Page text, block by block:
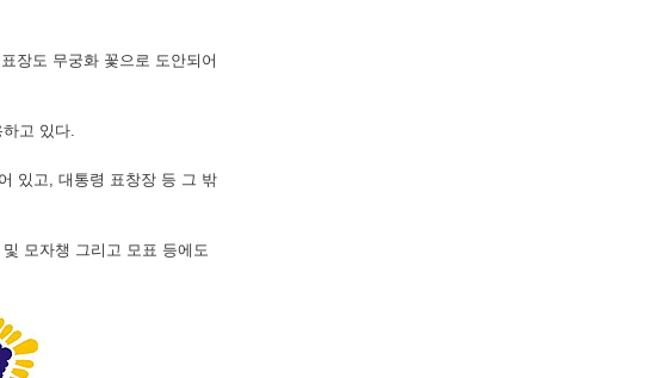
장도 무궁화 꽃으로 도안되어
고 있다.
있고, 대통령 표창장 등 그 밖
모자챙 그리고 모표 등에도